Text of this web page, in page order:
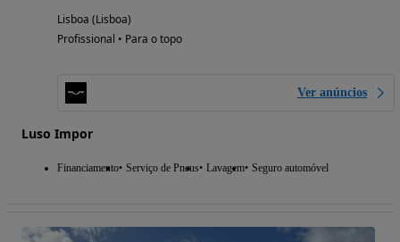
Lisboa (Lisboa)
Profissional • Para o topo
Ver anúncios
Luso Impor
Financiamento Serviço de Pneus Lavagem Seguro automóvel